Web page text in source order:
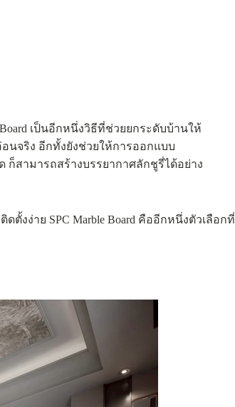
เป็นอีกหนึ่งวิธีที่ช่วยยกระดับบ้านให้
นจริง อีกทั้งยังช่วยให้การออกแบบ
ก็สามารถสร้างบรรยากาศลักชูรี่ได้อย่าง
าย SPC Marble Board คืออีกหนึ่งตัวเลือกที่